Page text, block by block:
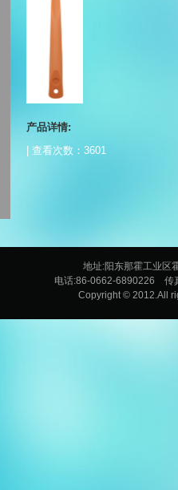
产品详情:
| 查看次数：3601
地址:阳东那霍工业区
电话:86-0662-6890226 传
Copyright © 2012.All